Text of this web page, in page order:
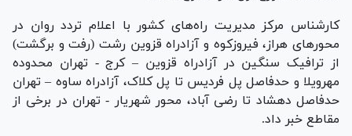
کارشناس مرکز مدیریت راه‌های کشور با اعلام تردد روان در
محور‌های هراز، فیروزکوه و آزادراه قزوین رشت (رفت و برگشت)
از ترافیک سنگین در آزادراه قزوین – کرج - تهران محدوده
مهرویلا و حدفاصل پل فردیس تا پل کلاک، آزادراه ساوه – تهران
حدفاصل دهشاد تا رضی آباد، محور شهریار - تهران در برخی از
مقاطع خبر داد.